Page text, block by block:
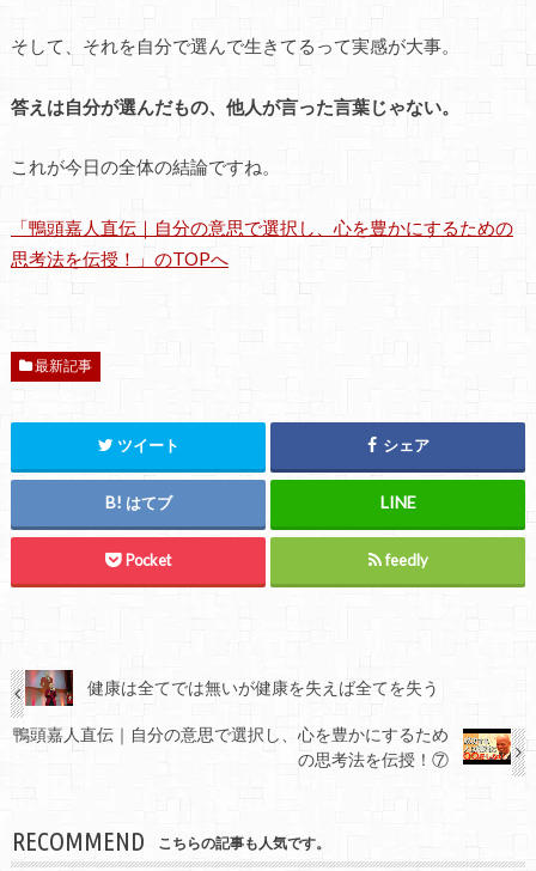
そして、それを自分で選んで生きてるって実感が大事。
答えは自分が選んだもの、他人が言った言葉じゃない。
これが今日の全体の結論ですね。
「鴨頭嘉人直伝｜自分の意思で選択し、心を豊かにするための
思考法を伝授！」のTOPへ
最新記事
ツイート シェア
はてブ
Pocket feedly
健康は全てでは無いが健康を失えば全てを失う
鴨頭嘉人直伝｜自分の意思で選択し、心を豊かにするため
の思考法を伝授！⑦
RECOMMEND こちらの記事も人気です。